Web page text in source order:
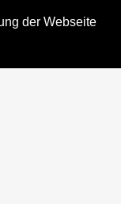
der Webseite